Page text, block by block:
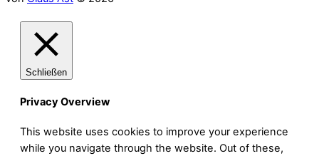
Schließen
Privacy Overview
This website uses cookies to improve your experience
while you navigate through the website. Out of these,